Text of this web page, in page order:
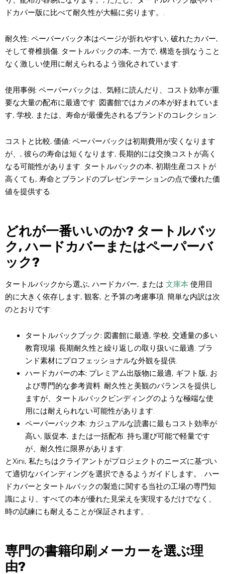
ドカバー版に比べて耐久性が大幅に劣ります。.
耐久性: ペーパーバック本はページが折れやすい, 破れたカバー,
そして脊椎損傷. タートルバックの本, 一方で, 構造を損なうこと
なく激しい使用に耐えられるよう強化されています.
使用事例: ペーパーバックは、気軽に読んだり、コスト効率が重
要な大量の配布に最適です. 図書館ではカメの本が好まれていま
す, 学校, または、寿命が最優先されるブランドのコレクション.
コストと比較. 価値: ペーパーバックは初期費用が安くなります
が、, 彼らの寿命は短くなります, 長期的には交換コストが高く
なる可能性があります. タートルバックの本, 初期生産コストが
高くても, 寿命とブランドのプレゼンテーションの点で優れた価
値を提供する.
どれが一番いいのか? タートルバッ
ク, ハードカバーまたはペーパーバ
ック?
タートルバックから選ぶ, ハードカバー, または 文庫本 使用目
的に大きく依存します, 観客, と予算の考慮事項. 簡単な内訳は次
のとおりです:
タートルバックブック: 図書館に最適, 学校, 交通量の多い
教育現場. 長期耐久性と繰り返しの取り扱いに最適. ブラ
ンド素材にプロフェッショナルな外観を提供.
ハードカバーの本: プレミアム出版物に最適, ギフト版, お
よび専門的な参考資料. 耐久性と美観のバランスを提供し
ますが、タートルバックビンディングのような極端な使
用には耐えられない可能性があります.
ペーパーバック本: カジュアルな読書に最もコスト効率が
高い, 販促本, または一括配布. 持ち運び可能で軽量です
が、耐久性に限界があります.
とXini, 私たちはクライアントがプロジェクトのニーズに基づい
て適切なバインディングを選択できるようガイドします。. ハー
ドカバーとタートルバックの製造に関する当社の工場の専門知
識により、すべての本が優れた見栄えを実現するだけでなく、
時の試練にも耐えることが保証されます。.
専門の書籍印刷メーカーを選ぶ理
由?